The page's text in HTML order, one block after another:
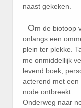
naast gekeken.
Om de biotoop
onlangs een
plein ter plekke.
me onmiddellijk
levend boek,
acterend met een
node ontbreekt.
Onderweg naar